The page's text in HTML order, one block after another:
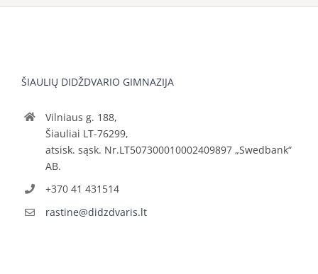
ŠIAULIŲ DIDŽDVARIO GIMNAZIJA
Vilniaus g. 188,
Šiauliai LT-76299,
atsisk. sąsk. Nr.LT507300010002409897 „Swedbank“
AB.
+370 41 431514
rastine@didzdvaris.lt